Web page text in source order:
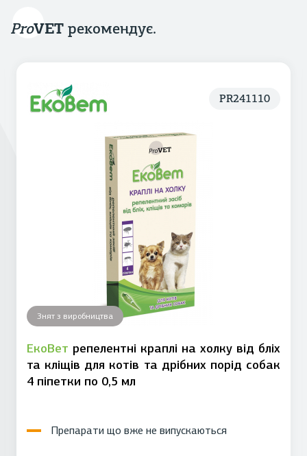
ProVET рекомендує.
PR241110
Знят з виробництва
ЕкоВет репелентні краплі на холку від бліх
та кліщів для котів та дрібних порід собак
4 піпетки по 0,5 мл
Препарати що вже не випускаються